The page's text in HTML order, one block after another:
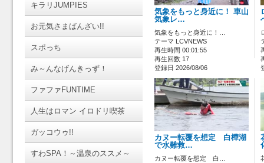
キラリJUMPIES
お元気さまばんざい!!
スポっち
み～んなげんきっず！
ファファFUNTIME
人生はロマン イロドリ喫茶
ガッコウゥ!!
すわSPA！～温泉のススメ～
気象をもっと身近に！ 車山
気象レ…
気象をもっと身近に！…
テーマ LCVNEWS
再生時間 00:01:55
再生回数 17
登録日 2026/08/06
カヌー転覆を想定 白樺湖
で水難救…
カヌー転覆を想定 白…